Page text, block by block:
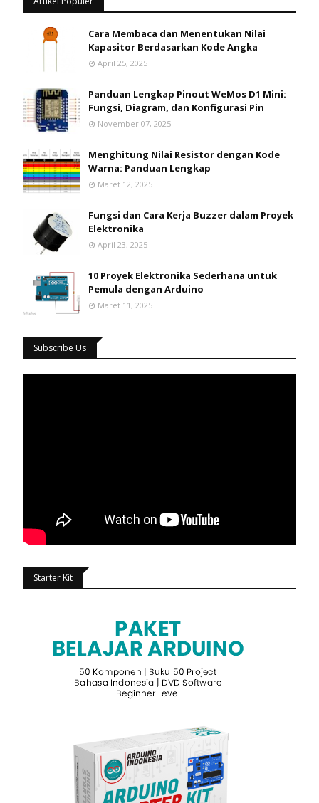
Cara Membaca dan Menentukan Nilai
Kapasitor Berdasarkan Kode Angka
April 25, 2025
Panduan Lengkap Pinout WeMos D1 Mini:
Fungsi, Diagram, dan Konfigurasi Pin
November 07, 2025
Menghitung Nilai Resistor dengan Kode
Warna: Panduan Lengkap
Maret 12, 2025
Fungsi dan Cara Kerja Buzzer dalam Proyek
Elektronika
April 23, 2025
10 Proyek Elektronika Sederhana untuk
Pemula dengan Arduino
Maret 11, 2025
Subscribe Us
Starter Kit